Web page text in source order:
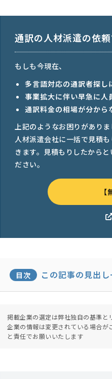
通訳の人材派遣の依
もしも今現在、
多言語対応の通訳者探し
事業拡大に伴い早急に人
通訳料金の相場が分から
上記のようなお困りがあり
人材派遣会社に一括で見積
きます。見積もりしたから
ださい。
目次 この記事の見出
掲載企業の選定は弊社独自の基準と
企業の情報は変更されている場合
と責任でお願いいたします